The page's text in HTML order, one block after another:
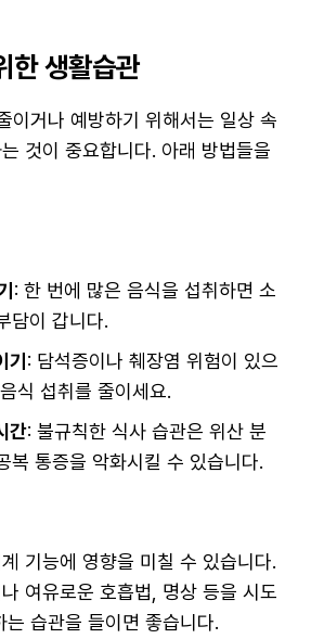
한 생활습관
이거나 예방하기 위해서는 일상 속
것이 중요합니다. 아래 방법들을
: 한 번에 많은 음식을 섭취하면 소
담이 갑니다.
: 담석증이나 췌장염 위험이 있으
식 섭취를 줄이세요.
간: 불규칙한 식사 습관은 위산 분
복 통증을 악화시킬 수 있습니다.
기능에 영향을 미칠 수 있습니다.
여유로운 호흡법, 명상 등을 시도
습관을 들이면 좋습니다.